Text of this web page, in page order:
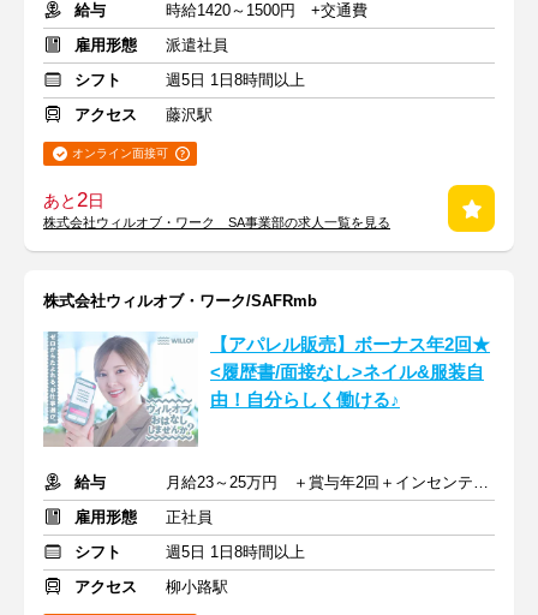
給与
時給1420～1500円 +交通費
雇用形態
派遣社員
シフト
週5日 1日8時間以上
アクセス
藤沢駅
オンライン面接可
あと2日
株式会社ウィルオブ・ワーク SA事業部の求人一覧を見る
株式会社ウィルオブ・ワーク/SAFRmb
【アパレル販売】ボーナス年2回★
<履歴書/面接なし>ネイル&服装自
由！自分らしく働ける♪
給与
月給23～25万円 ＋賞与年2回＋インセンティブ＋交通費
雇用形態
正社員
シフト
週5日 1日8時間以上
アクセス
柳小路駅